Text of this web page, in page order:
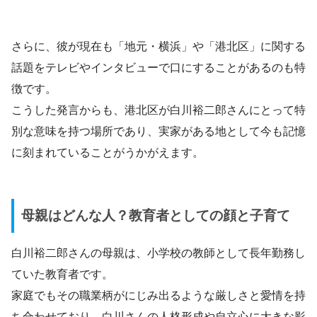
さらに、彼が現在も「地元・横浜」や「港北区」に関する
話題をテレビやインタビューで口にすることがあるのも特
徴です。
こうした発言からも、港北区が白川裕二郎さんにとって特
別な意味を持つ場所であり、実家がある地として今も記憶
に刻まれていることがうかがえます。
母親はどんな人？教育者としての顔と子育て
白川裕二郎さんの母親は、小学校の教師として長年勤務し
ていた教育者です。
家庭でもその職業柄がにじみ出るような厳しさと愛情を持